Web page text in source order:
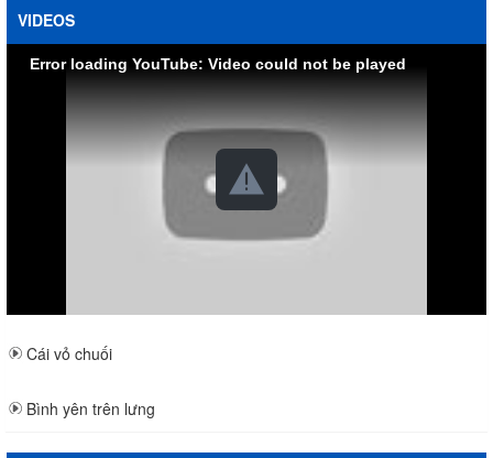
VIDEOS
Error loading YouTube: Video could not be played
Cái vỏ chuối
Bình yên trên lưng